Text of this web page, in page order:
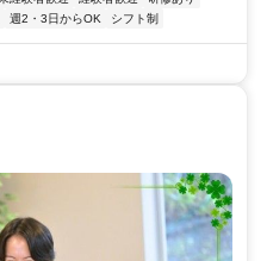
週2・3日からOK シフト制